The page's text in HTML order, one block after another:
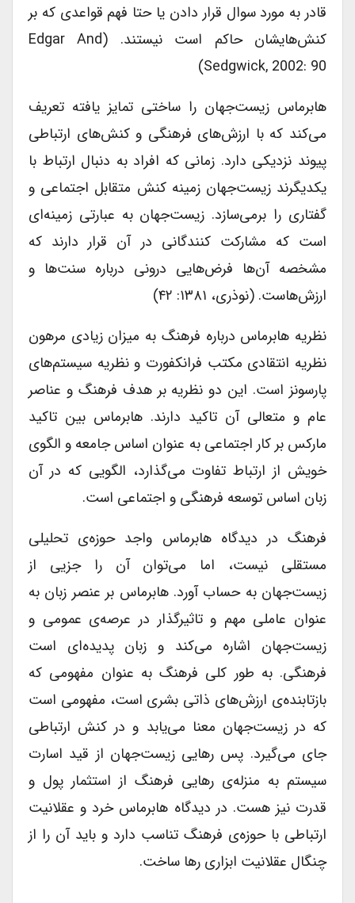
قادر به مورد سوال قرار دادن یا حتا فهم قواعدی که بر
کنش‌هایشان حاکم است نیستند. (Edgar And
Sedgwick, 2002: 90)
هابرماس زیست‌جهان را ساختی تمایز یافته تعریف
می‌کند که با ارزش‌های فرهنگی و کنش‌های ارتباطی
پیوند نزدیکی دارد. زمانی که افراد به دنبال ارتباط با
یکدیگرند زیست‌جهان زمینه کنش متقابل اجتماعی و
گفتاری را برمی‌سازد. زیست‌جهان به عبارتی زمینه‌ای
است که مشارکت کنندگانی در آن قرار دارند که
مشخصه آن‌ها فرض‌هایی درونی درباره سنت‌ها و
ارزش‌هاست. (نوذری، ۱۳۸۱: ۴۲)
نظریه هابرماس درباره فرهنگ به میزان زیادی مرهون
نظریه انتقادی مکتب فرانکفورت و نظریه سیستم‌های
پارسونز است. این دو نظریه بر هدف فرهنگ و عناصر
عام و متعالی آن تاکید دارند. هابرماس بین تاکید
مارکس بر کار اجتماعی به عنوان اساس جامعه و الگوی
خویش از ارتباط تفاوت می‌گذارد، الگویی که در آن
زبان اساس توسعه فرهنگی و اجتماعی است.
فرهنگ در دیدگاه هابرماس واجد حوزه‌ی تحلیلی
مستقلی نیست، اما می‌توان آن را جزیی از
زیست‌جهان به حساب آورد. هابرماس بر عنصر زبان به
عنوان عاملی مهم و تاثیرگذار در عرصه‌ی عمومی و
زیست‌جهان اشاره می‌کند و زبان پدیده‌ای است
فرهنگی. به طور کلی فرهنگ به عنوان مفهومی که
بازتابنده‌ی ارزش‌های ذاتی بشری است، مفهومی است
که در زیست‌جهان معنا می‌یابد و در کنش ارتباطی
جای می‌گیرد. پس رهایی زیست‌جهان از قید اسارت
سیستم به منزله‌ی رهایی فرهنگ از استثمار پول و
قدرت نیز هست. در دیدگاه هابرماس خرد و عقلانیت
ارتباطی با حوزه‌ی فرهنگ تناسب دارد و باید آن را از
چنگال عقلانیت ابزاری رها ساخت.